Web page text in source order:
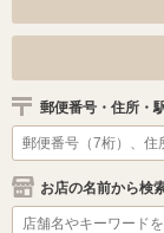
郵便番号・住所・
お店の名前から検